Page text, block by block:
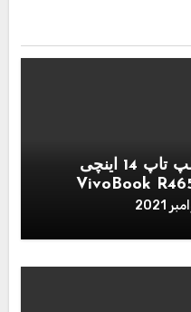
مشخصات و قیمت خرید لپ تاپ 14 اینچی